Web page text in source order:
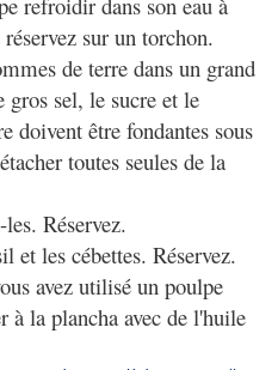
sur un torchon.
de terre dans un grand
gros sel, le sucre et le
doivent être fondantes sous
toutes seules de la
Réservez.
et les cébettes. Réservez.
avez utilisé un poulpe
la plancha avec de l'huile